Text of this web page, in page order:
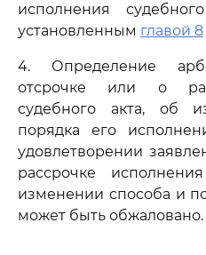
исполнения
установленным главой 8
4. Определение
отсрочке или о
судебного акта, об
порядка его
удовлетворении
рассрочке
изменении способа и
может быть обжаловано.